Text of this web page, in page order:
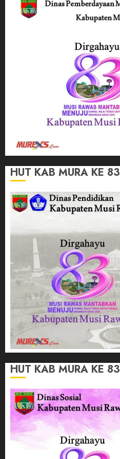
HUT KAB MURA KE 83
HUT KAB MURA KE 83